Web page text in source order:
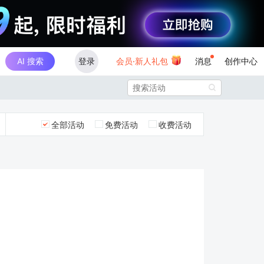
AI 搜索 登录 会员·新人礼包 消息 创作中心

全部活动 免费活动 收费活动